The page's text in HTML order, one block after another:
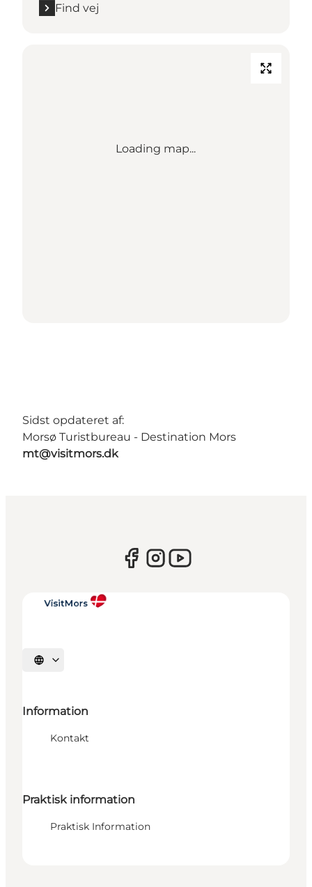
Find vej
Loading map...
Sidst opdateret af:
Morsø Turistbureau - Destination Mors
mt@visitmors.dk
Vælg sprog
Information
Kontakt
Praktisk information
Praktisk Information